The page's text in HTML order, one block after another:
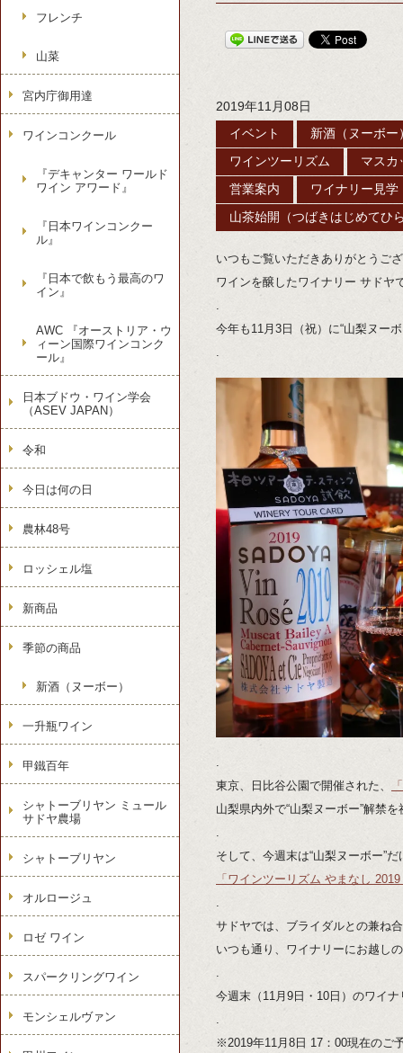
2019年11月08日
イベント 新酒（ヌーボー
ワインツーリズム マスカ
営業案内 ワイナリー見学
山茶始開（つばきはじめてひ
いつもご覧いただきありがとうご
ワインを醸したワイナリー サドヤ
.
今年も11月3日（祝）に“山梨ヌー
.
.
東京、日比谷公園で開催された、
山梨県内外で“山梨ヌーボー”解禁
.
そして、今週末は“山梨ヌーボー”
「ワインツーリズム やまなし
.
サドヤでは、ブライダルとの兼ね
いつも通り、ワイナリーにお越し
.
今週末（11月9日・10日）のワイ
.
※2019年11月8日 17：00現在のご
フレンチ
山菜
宮内庁御用達
ワインコンクール
『デキャンター ワールド
ワイン アワード』
『日本ワインコンクー
ル』
『日本で飲もう最高のワ
イン』
AWC 『オーストリア・ウ
ィーン国際ワインコンク
ール』
日本ブドウ・ワイン学会
（ASEV JAPAN）
令和
今日は何の日
農林48号
ロッシェル塩
新商品
季節の商品
新酒（ヌーボー）
一升瓶ワイン
甲鐵百年
シャトーブリヤン ミュール
サドヤ農場
シャトーブリヤン
オルロージュ
ロゼ ワイン
スパークリングワイン
モンシェルヴァン